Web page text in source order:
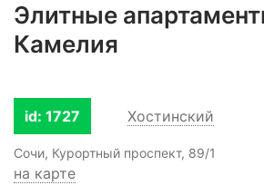
Элитные
Камелия
id: 1727 Хостинский
Сочи, Курортный проспект, 89/1
на карте